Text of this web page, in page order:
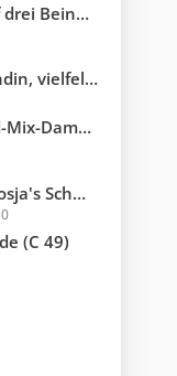
47) - in D -
2020 (bei Arca) (Pfotenglück)
ihre Familie
ist..) C 152
(C 49)